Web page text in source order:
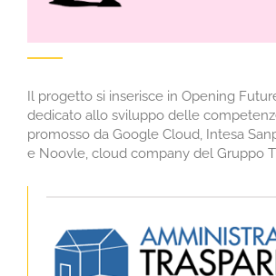
Il progetto si inserisce in Opening
dedicato allo sviluppo delle
promosso da Google Cloud, Intesa
e Noovle, cloud company del Gruppo